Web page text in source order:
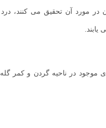
در مورد آن تحقیق می کنند،
موجود در ناحیه گردن و کمر